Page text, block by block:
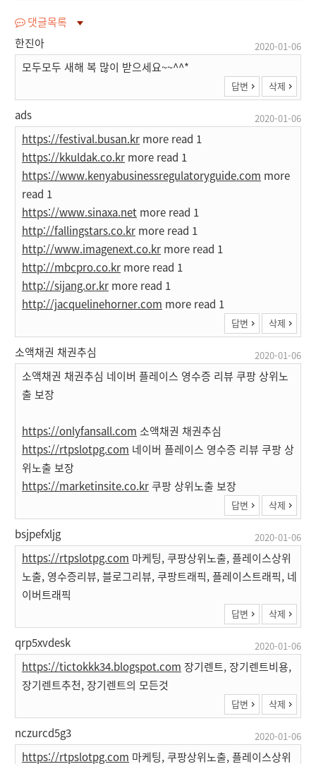
댓글목록
한진아
2020-01-06
모두모두 새해 복 많이 받으세요~~^^*
답변 삭제
ads 2020-01-06
https://festival.busan.kr more read 1
https://kkuldak.co.kr more read 1
https://www.kenyabusinessregulatoryguide.com more
read 1
https://www.sinaxa.net more read 1
http://fallingstars.co.kr more read 1
http://www.imagenext.co.kr more read 1
http://mbcpro.co.kr more read 1
http://sijang.or.kr more read 1
http://jacquelinehorner.com more read 1
답변 삭제
소액채권 채권추심 2020-01-06
소액채권 채권추심 네이버 플레이스 영수증 리뷰 쿠팡 상위노
출 보장
https://onlyfansall.com 소액채권 채권추심
https://rtpslotpg.com 네이버 플레이스 영수증 리뷰 쿠팡 상
위노출 보장
https://marketinsite.co.kr쿠팡 상위노출 보장
답변 삭제
bsjpefxljg 2020-01-06
https://rtpslotpg.com 마케팅, 쿠팡상위노출, 플레이스상위
노출, 영수증리뷰, 블로그리뷰, 쿠팡트래픽, 플레이스트래픽, 네
이버트래픽
답변 삭제
qrp5xvdesk 2020-01-06
https://tictokkk34.blogspot.com 장기렌트, 장기렌트비용,
장기렌트추천, 장기렌트의 모든것
답변 삭제
nczurcd5g3 2020-01-06
https://rtpslotpg.com 마케팅, 쿠팡상위노출, 플레이스상위